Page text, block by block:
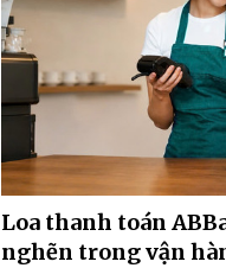
Loa thanh toán
nghẽn trong vận